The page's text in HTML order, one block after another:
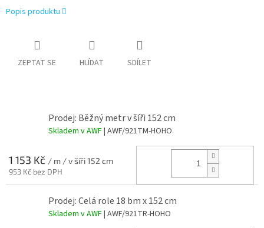
Popis produktu
ZEPTAT SE HLÍDAT SDÍLET
Prodej: Běžný metr v šíři 152 cm
Skladem v AWF| AWF/921TM-HOHO
1 153 Kč / m / v šíři 152 cm
953 Kč bez DPH
Prodej: Celá role 18 bm x 152 cm
Skladem v AWF| AWF/921TR-HOHO